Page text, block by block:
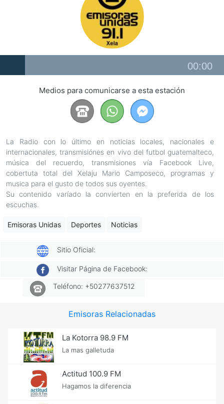
Player
00:00
Medios para comunicarse a esta estación
La Radio con lo último en noticias locales, nacionales e
internacionales, transmisiónes en vivo del futbol guatemalteco,
música del recuerdo, transmisiones vía Facebook Live,
cobertuta total del Xelaju Mario Camposeco, programas y
musica para el gusto de todos sus oyentes.
Su contenido varíado la convierten en la preferida de los
escuchas.
Emisoras Unidas Deportes Noticias
Sitio Oficial:
Visitar Página de Facebook:
Teléfono: +50277637512
Emisoras Relacionadas
La Kotorra 98.9 FM
La mas galletuda
Actitud 100.9 FM
Hagamos la diferencia